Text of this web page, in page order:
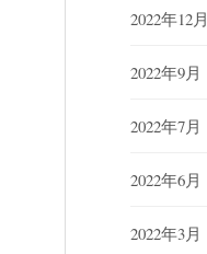
2022年12月
2022年9月
2022年7月
2022年6月
2022年3月